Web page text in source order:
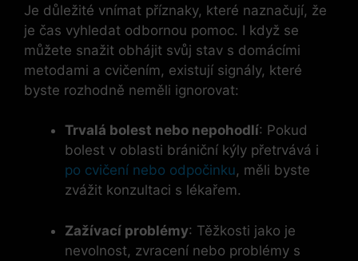
Je důležité vnímat příznaky, které naznačují, že
je čas vyhledat odbornou pomoc. I když se
můžete snažit obhájit svůj stav s domácími
metodami a cvičením, existují signály, které
byste rozhodně neměli ignorovat:
Trvalá bolest nebo nepohodlí: Pokud
bolest v oblasti brániční kýly přetrvává i
po cvičení nebo odpočinku, měli byste
zvážit konzultaci s lékařem.
Zažívací problémy: Těžkosti jako je
nevolnost, zvracení nebo problémy s